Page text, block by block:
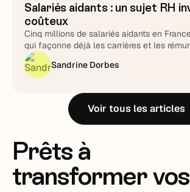
Stratégie RH
Salariés aidants : un sujet RH
coûteux
Cinq millions de salariés aidants en
qui façonne déjà les carrières et les
piloter plutôt qu'à subir.
Sandrine Dorbes
Voir tous les articles
Prêts à
transformer vos